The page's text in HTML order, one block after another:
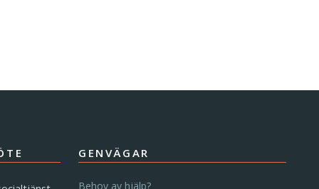
GENVÄGAR
Behov av hjälp?